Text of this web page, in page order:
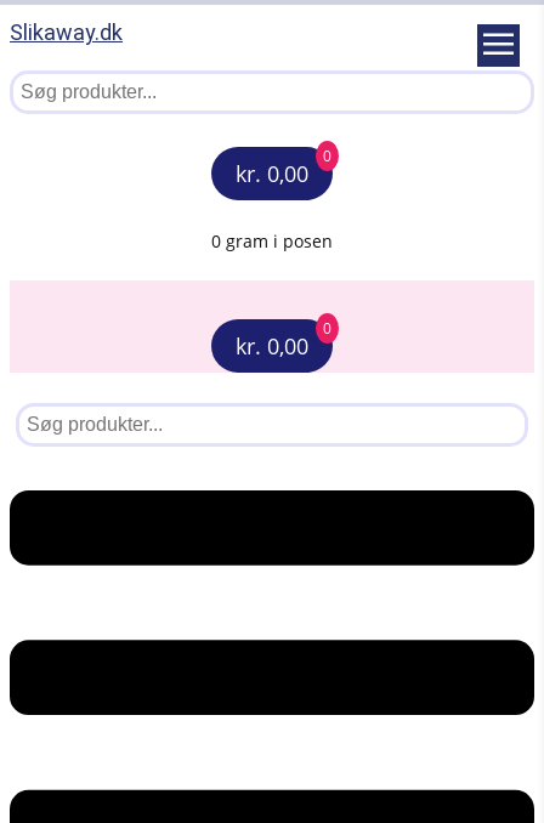
Slikaway.dk
kr. 0,00
0
0 gram i posen
kr. 0,00
0